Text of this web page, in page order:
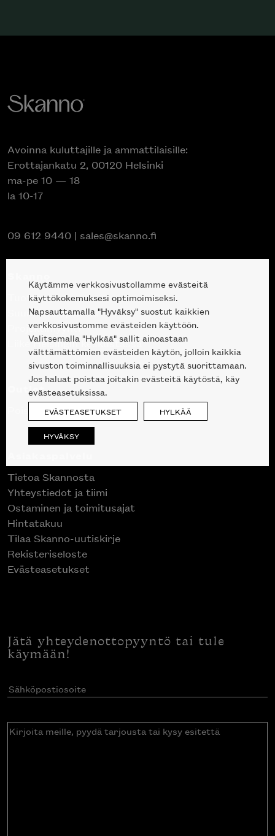
Avoinna kuluttajille ja ammattilaisille:
Erottajankatu 2, 00120 Helsinki
ma-pe 10 — 18
la 10-17
09 612 9440 | sales@skanno.fi
Tuotteet
Suunnittelupalvelu
Projektimyynti
Liike Helsingin keskustassa
Outlet
Poistuvat mallikappaleet
Tietoa Skannosta
Yhteystiedot ja tiimi
Ostaminen ja toimitusajat
Hintatakuu
Tilaa Skanno-uutiskirje
Rekisteriseloste
Evästeasetukset
Jätä yhteydenottopyyntö tai tule
käymään!
Sähköpostiosoite(Pakollinen)
Kirjoita
Käytämme verkkosivustollamme evästeitä
käyttökokemuksesi optimoimiseksi.
Napsauttamalla "Hyväksy" suostut kaikkien
verkkosivustomme evästeiden käyttöön.
Valitsemalla "Hylkää" sallit ainoastaan
välttämättömien evästeiden käytön, jolloin kaikkia
sivuston toiminnallisuuksia ei pystytä suorittamaan.
Jos haluat poistaa joitakin evästeitä käytöstä, käy
evästeasetuksissa.
EVÄSTEASETUKSET HYLKÄÄ
HYVÄKSY